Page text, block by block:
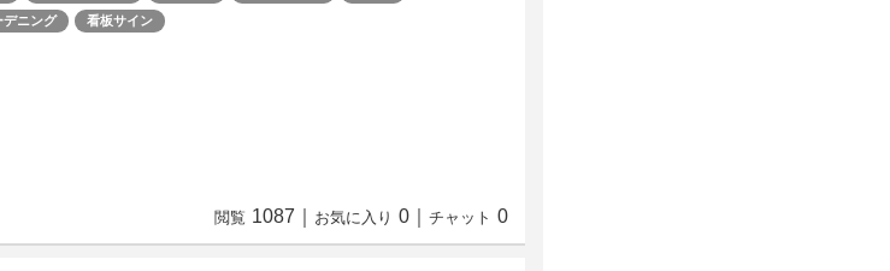
デニング 看板サイン
閲覧 1087 お気に入り 0 チャット 0